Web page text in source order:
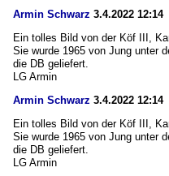
Armin Schwarz 3.4.2022 12:14
Ein tolles Bild von der Köf III,
Sie wurde 1965 von Jung unter
die DB geliefert.
LG Armin
Armin Schwarz 3.4.2022 12:14
Ein tolles Bild von der Köf III,
Sie wurde 1965 von Jung unter
die DB geliefert.
LG Armin